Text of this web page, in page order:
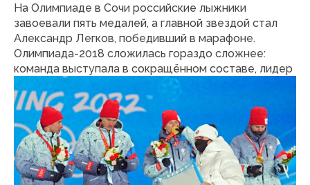
На Олимпиаде в Сочи российские лыжники
завоевали пять медалей, а главной звездой стал
Александр Легков, победивший в марафоне.
Олимпиада-2018 сложилась гораздо сложнее:
команда выступала в сокращённом составе, лидер
сборной Сергей Устюгов пропустил Игры, и в итоге
побед не было. Однако в Пекине в 2022 году
сборная ОКР показала один из лучших результатов
– 11 медалей, четыре из которых золотые.
Россияне выиграли обе эстафеты, а Александр
Большунов добавил ещё две личные победы.